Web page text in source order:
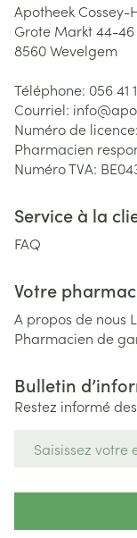
Apotheek Cossey-
Grote Markt 44-46
8560Wevelgem
Téléphone: 056 41
Courriel: info@
Numéro de licence:
Pharmacien
Numéro TVA:
Service à la
FAQ
Votre
A propos de nous
Pharmacien de
Bulletin
Restez informé